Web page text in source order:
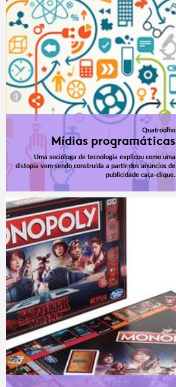
Quatroolho
Mídias programáticas
Uma socióloga de tecnologia explicou como uma
distopia vem sendo construída a partir dos anúncios de
publicidade caça-clique.